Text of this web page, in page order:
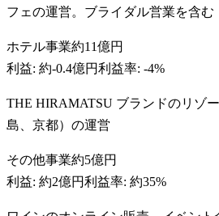
フェの運営。ブライダル営業を含む
ホテル事業約11億円
利益: 約-0.4億円利益率: -4%
THE HIRAMATSU ブランドのリゾ
島、京都）の運営
その他事業約5億円
利益: 約2億円利益率: 約35%